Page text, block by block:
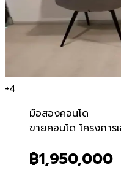
+4
มือสองคอนโด
ขายคอนโ
ขายคอนโด โครงการ
฿1,950,000